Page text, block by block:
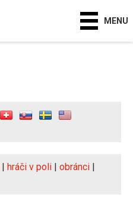
MENU
| hráči v poli | obránci |